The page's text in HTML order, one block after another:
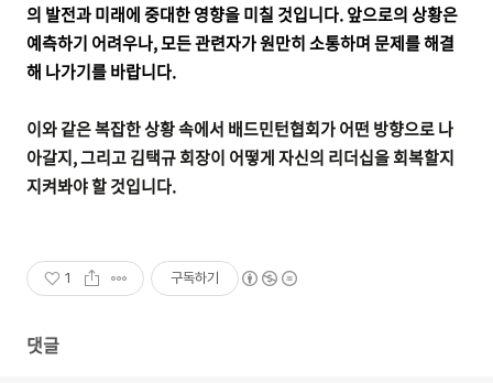
의 발전과 미래에 중대한 영향을 미칠 것입니다. 앞으로의 상황은
예측하기 어려우나, 모든 관련자가 원만히 소통하며 문제를 해결
해 나가기를 바랍니다.
이와 같은 복잡한 상황 속에서 배드민턴협회가 어떤 방향으로 나
아갈지, 그리고 김택규 회장이 어떻게 자신의 리더십을 회복할지
지켜봐야 할 것입니다.
1 구독하기
댓글